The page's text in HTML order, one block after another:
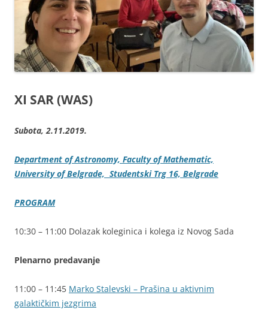
XI SAR (WAS)
Subota, 2.11.2019.
Department of Astronomy, Faculty of Mathematic,
University of Belgrade, Studentski Trg 16, Belgrade
PROGRAM
10:30 – 11:00 Dolazak koleginica i kolega iz Novog Sada
Plenarno predavanje
11:00 – 11:45 Marko Stalevski – Prašina u aktivnim
galaktičkim jezgrima